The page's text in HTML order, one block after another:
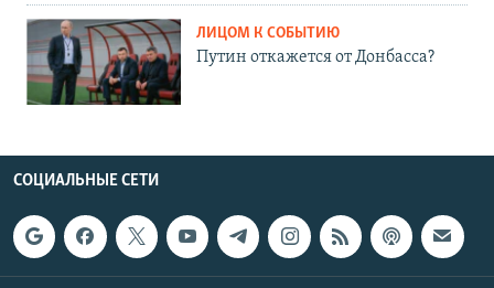
ЛИЦОМ К СОБЫТИЮ
Путин откажется от Донбасса?
СОЦИАЛЬНЫЕ СЕТИ